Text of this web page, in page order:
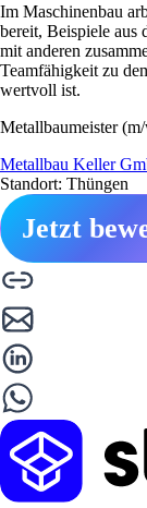
Im Maschinenbau
bereit, Beispiele aus
mit anderen
Teamfähigkeit zu
wertvoll ist.
Metallbaumeister
Metallbau Keller
Standort: Thüngen
Jetzt